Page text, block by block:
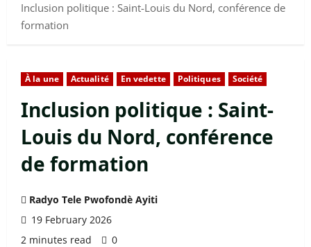
Inclusion politique : Saint-Louis du Nord, conférence de
formation
À la une Actualité En vedette Politiques Société
Inclusion politique : Saint-
Louis du Nord, conférence
de formation
Radyo Tele Pwofondè Ayiti
19 February 2026
2 minutes read
0